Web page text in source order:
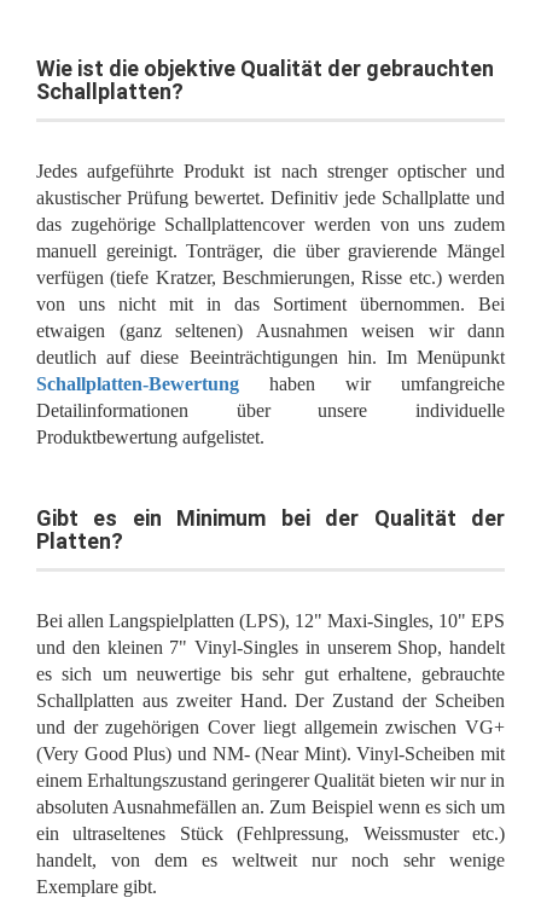
Wie ist die objektive Qualität der gebrauchten
Schallplatten?
Jedes aufgeführte Produkt ist nach strenger optischer und
akustischer Prüfung bewertet. Definitiv jede Schallplatte und
das zugehörige Schallplattencover werden von uns zudem
manuell gereinigt. Tonträger, die über gravierende Mängel
verfügen (tiefe Kratzer, Beschmierungen, Risse etc.) werden
von uns nicht mit in das Sortiment übernommen. Bei
etwaigen (ganz seltenen) Ausnahmen weisen wir dann
deutlich auf diese Beeinträchtigungen hin. Im Menüpunkt
Schallplatten-Bewertung haben wir umfangreiche
Detailinformationen über unsere individuelle
Produktbewertung aufgelistet.
Gibt es ein Minimum bei der Qualität der
Platten?
Bei allen Langspielplatten (LPS), 12" Maxi-Singles, 10" EPS
und den kleinen 7" Vinyl-Singles in unserem Shop, handelt
es sich um neuwertige bis sehr gut erhaltene, gebrauchte
Schallplatten aus zweiter Hand. Der Zustand der Scheiben
und der zugehörigen Cover liegt allgemein zwischen VG+
(Very Good Plus) und NM- (Near Mint). Vinyl-Scheiben mit
einem Erhaltungszustand geringerer Qualität bieten wir nur in
absoluten Ausnahmefällen an. Zum Beispiel wenn es sich um
ein ultraseltenes Stück (Fehlpressung, Weissmuster etc.)
handelt, von dem es weltweit nur noch sehr wenige
Exemplare gibt.